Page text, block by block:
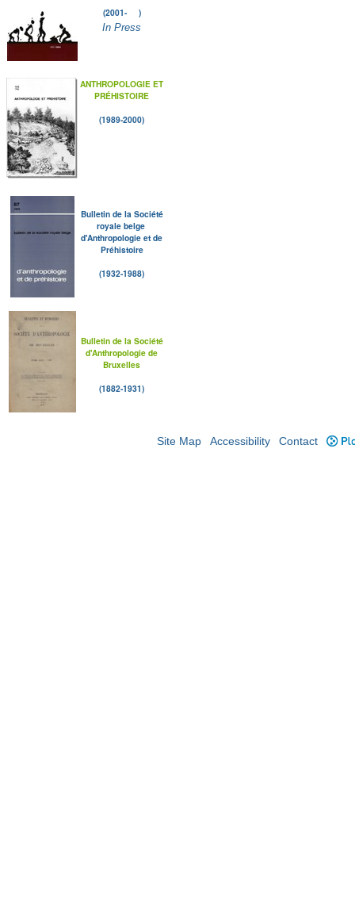
(2001- )
In Press
ANTHROPOLOGIE ET
PRÉHISTOIRE
(1989-2000)
Bulletin de la Société
royale belge
d'Anthropologie et de
Préhistoire
(1932-1988)
Bulletin de la Société
d'Anthropologie de
Bruxelles
(1882-1931)
Site Map Accessibility Contact